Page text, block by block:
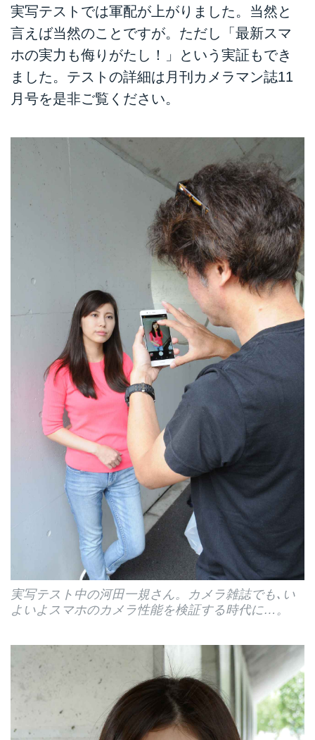
実写テストでは軍配が上がりました。当然と
言えば当然のことですが。ただし「最新スマ
ホの実力も侮りがたし！」という実証もでき
ました。テストの詳細は月刊カメラマン誌11
月号を是非ご覧ください。
実写テスト中の河田一規さん。カメラ雑誌でも､い
よいよスマホのカメラ性能を検証する時代に…。